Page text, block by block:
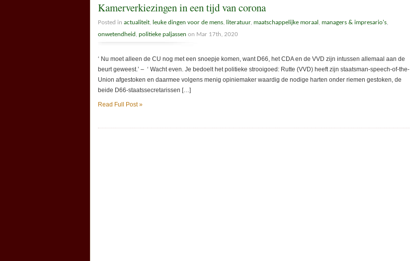
Kamerverkiezingen in een tijd van corona
Posted in actualiteit leuke dingen voor de mens literatuur, maatschappelijke moraal managers & impresario's
onwetendheid
politieke paljassen on Mar 17th, 2020
‘ Nu moet alleen de CU nog met een snoepje komen, want D66, het CDA en de VVD zijn intussen allemaal aan de
beurt geweest.’ – ‘ Wacht even. Je bedoelt het politieke strooigoed: Rutte (VVD) heeft zijn staatsman-speech-of-the-
Union afgestoken en daarmee volgens menig opiniemaker waardig de nodige harten onder riemen gestoken, de
beide D66-staatssecretarissen […]
Read Full Post »